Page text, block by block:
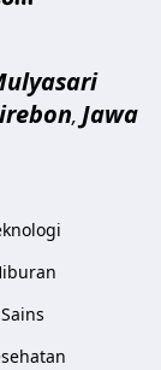
, Jawa
Sains